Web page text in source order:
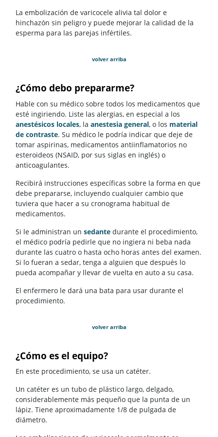
La embolización de varicocele alivia tal dolor e
hinchazón sin peligro y puede mejorar la calidad de la
esperma para las parejas infértiles.
volver arriba
¿Cómo debo prepararme?
Hable con su médico sobre todos los medicamentos que
esté ingiriendo. Liste las alergias, en especial a los
anestésicos locales, la anestesia general, o los material
de contraste. Su médico le podría indicar que deje de
tomar aspirinas, medicamentos antiinflamatorios no
esteroideos (NSAID, por sus siglas en inglés) o
anticoagulantes.
Recibirá instrucciones específicas sobre la forma en que
debe prepararse, incluyendo cualquier cambio que
tuviera que hacer a su cronograma habitual de
medicamentos.
Si le administran un sedante durante el procedimiento,
el médico podría pedirle que no ingiera ni beba nada
durante las cuatro o hasta ocho horas antes del examen.
Si lo fueran a sedar, tenga a alguien que después lo
pueda acompañar y llevar de vuelta en auto a su casa.
El enfermero le dará una bata para usar durante el
procedimiento.
volver arriba
¿Cómo es el equipo?
En este procedimiento, se usa un catéter.
Un catéter es un tubo de plástico largo, delgado,
considerablemente más pequeño que la punta de un
lápiz. Tiene aproximadamente 1/8 de pulgada de
diámetro.